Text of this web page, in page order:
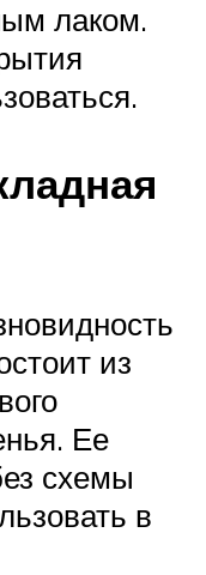
лаком.
из
Ее
схемы
в